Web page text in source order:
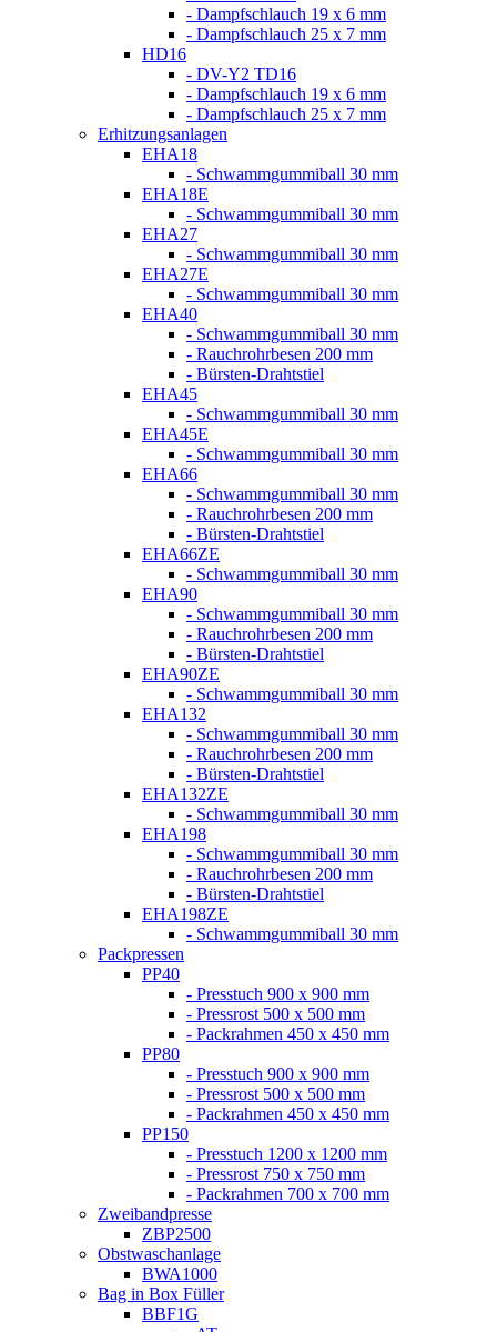
- Dampfschlauch 19 x 6 mm
- Dampfschlauch 25 x 7 mm
HD16
- DV-Y2 TD16
- Dampfschlauch 19 x 6 mm
- Dampfschlauch 25 x 7 mm
Erhitzungsanlagen
EHA18
- Schwammgummiball 30 mm
EHA18E
- Schwammgummiball 30 mm
EHA27
- Schwammgummiball 30 mm
EHA27E
- Schwammgummiball 30 mm
EHA40
- Schwammgummiball 30 mm
- Rauchrohrbesen 200 mm
- Bürsten-Drahtstiel
EHA45
- Schwammgummiball 30 mm
EHA45E
- Schwammgummiball 30 mm
EHA66
- Schwammgummiball 30 mm
- Rauchrohrbesen 200 mm
- Bürsten-Drahtstiel
EHA66ZE
- Schwammgummiball 30 mm
EHA90
- Schwammgummiball 30 mm
- Rauchrohrbesen 200 mm
- Bürsten-Drahtstiel
EHA90ZE
- Schwammgummiball 30 mm
EHA132
- Schwammgummiball 30 mm
- Rauchrohrbesen 200 mm
- Bürsten-Drahtstiel
EHA132ZE
- Schwammgummiball 30 mm
EHA198
- Schwammgummiball 30 mm
- Rauchrohrbesen 200 mm
- Bürsten-Drahtstiel
EHA198ZE
- Schwammgummiball 30 mm
Packpressen
PP40
- Presstuch 900 x 900 mm
- Pressrost 500 x 500 mm
- Packrahmen 450 x 450 mm
PP80
- Presstuch 900 x 900 mm
- Pressrost 500 x 500 mm
- Packrahmen 450 x 450 mm
PP150
- Presstuch 1200 x 1200 mm
- Pressrost 750 x 750 mm
- Packrahmen 700 x 700 mm
Zweibandpresse
ZBP2500
Obstwaschanlage
BWA1000
Bag in Box Füller
BBF1G